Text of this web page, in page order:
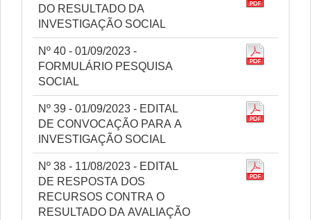
DO RESULTADO DA
INVESTIGAÇÃO SOCIAL
Nº 40 - 01/09/2023 -
FORMULÁRIO PESQUISA
SOCIAL
Nº 39 - 01/09/2023 - EDITAL
DE CONVOCAÇÃO PARA A
INVESTIGAÇÃO SOCIAL
Nº 38 - 11/08/2023 - EDITAL
DE RESPOSTA DOS
RECURSOS CONTRA O
RESULTADO DA AVALIAÇÃO